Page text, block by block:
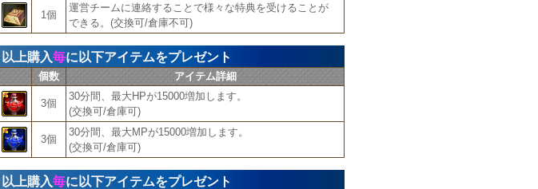
1個
運営チームに連絡することで様々な特典を受けることが
できる。(交換可/倉庫不可)
以上購入毎に以下アイテムをプレゼント
個数 アイテム詳細
3個
30分間、最大HPが15000増加します。
(交換可/倉庫可)
3個
30分間、最大MPが15000増加します。
(交換可/倉庫可)
以上購入毎に以下アイテムをプレゼント